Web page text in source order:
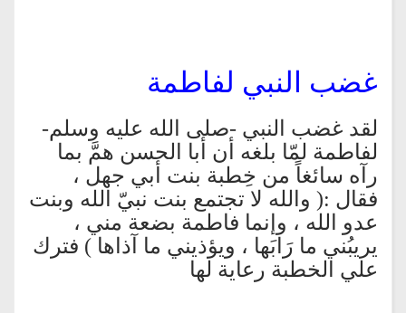
غضب النبي لفاطمة
لقد غضب النبي -صلى الله عليه وسلم-
لفاطمة لمّا بلغه أن أبا الحسن همَّ بما
رآه سائغاً من خِطبة بنت أبي جهل ،
فقال :( والله لا تجتمع بنت نبيّ الله وبنت
عدو الله ، وإنما فاطمة بضعة مني ،
يريبُني ما رَابَها ، ويؤذيني ما آذاها ) فترك
علي الخطبة رعاية لها